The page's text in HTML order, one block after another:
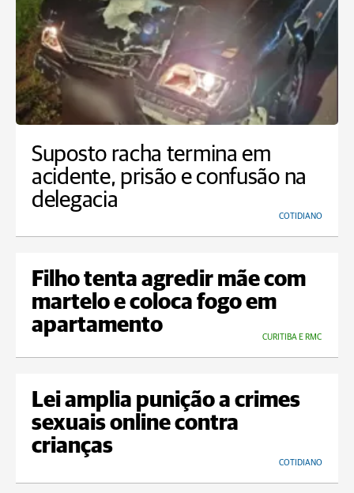
Suposto racha termina em
acidente, prisão e confusão na
delegacia
COTIDIANO
Filho tenta agredir mãe com
martelo e coloca fogo em
apartamento
CURITIBA E RMC
Lei amplia punição a crimes
sexuais online contra
crianças
COTIDIANO